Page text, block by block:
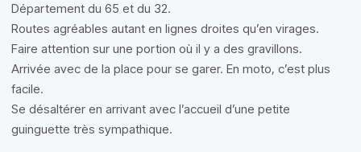
Département du 65 et du 32.
Routes agréables autant en lignes droites qu’en virages.
Faire attention sur une portion où il y a des gravillons.
Arrivée avec de la place pour se garer. En moto, c’est plus
facile.
Se désaltérer en arrivant avec l’accueil d’une petite
guinguette très sympathique.